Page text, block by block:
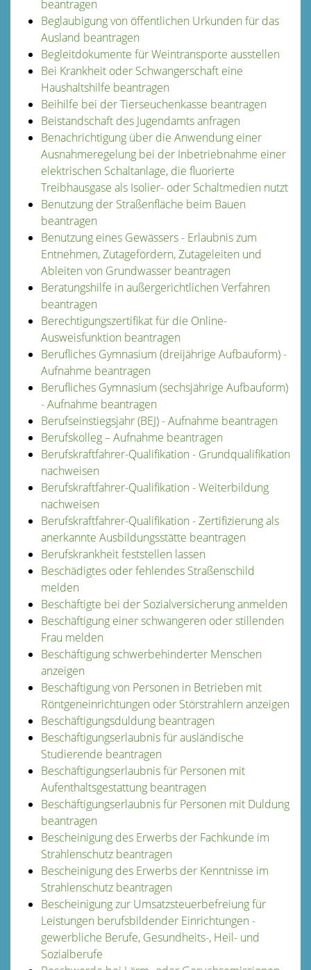
beantragen
Beglaubigung von öffentlichen Urkunden für das
Ausland beantragen
Begleitdokumente für Weintransporte ausstellen
Bei Krankheit oder Schwangerschaft eine
Haushaltshilfe beantragen
Beihilfe bei der Tierseuchenkasse beantragen
Beistandschaft des Jugendamts anfragen
Benachrichtigung über die Anwendung einer
Ausnahmeregelung bei der Inbetriebnahme einer
elektrischen Schaltanlage, die fluorierte
Treibhausgase als Isolier- oder Schaltmedien nutzt
Benutzung der Straßenfläche beim Bauen
beantragen
Benutzung eines Gewässers - Erlaubnis zum
Entnehmen, Zutagefördern, Zutageleiten und
Ableiten von Grundwasser beantragen
Beratungshilfe in außergerichtlichen Verfahren
beantragen
Berechtigungszertifikat für die Online-
Ausweisfunktion beantragen
Berufliches Gymnasium (dreijährige Aufbauform) -
Aufnahme beantragen
Berufliches Gymnasium (sechsjährige Aufbauform)
- Aufnahme beantragen
Berufseinstiegsjahr (BEJ) - Aufnahme beantragen
Berufskolleg – Aufnahme beantragen
Berufskraftfahrer-Qualifikation - Grundqualifikation
nachweisen
Berufskraftfahrer-Qualifikation - Weiterbildung
nachweisen
Berufskraftfahrer-Qualifikation - Zertifizierung als
anerkannte Ausbildungsstätte beantragen
Berufskrankheit feststellen lassen
Beschädigtes oder fehlendes Straßenschild
melden
Beschäftigte bei der Sozialversicherung anmelden
Beschäftigung einer schwangeren oder stillenden
Frau melden
Beschäftigung schwerbehinderter Menschen
anzeigen
Beschäftigung von Personen in Betrieben mit
Röntgeneinrichtungen oder Störstrahlern anzeigen
Beschäftigungsduldung beantragen
Beschäftigungserlaubnis für ausländische
Studierende beantragen
Beschäftigungserlaubnis für Personen mit
Aufenthaltsgestattung beantragen
Beschäftigungserlaubnis für Personen mit Duldung
beantragen
Bescheinigung des Erwerbs der Fachkunde im
Strahlenschutz beantragen
Bescheinigung des Erwerbs der Kenntnisse im
Strahlenschutz beantragen
Bescheinigung zur Umsatzsteuerbefreiung für
Leistungen berufsbildender Einrichtungen -
gewerbliche Berufe, Gesundheits-, Heil- und
Sozialberufe